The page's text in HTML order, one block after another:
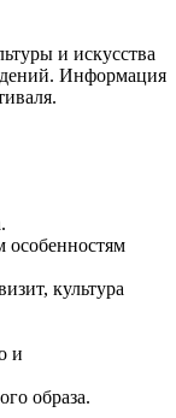
и искусства
Информация
особенностям
культура
и
образа.